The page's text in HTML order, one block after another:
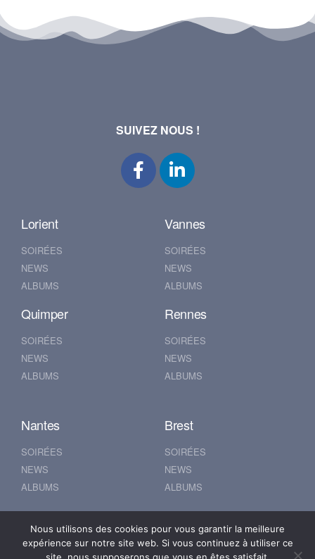
SUIVEZ NOUS !
Lorient
SOIRÉES
NEWS
ALBUMS
Vannes
SOIRÉES
NEWS
ALBUMS
Quimper
SOIRÉES
NEWS
ALBUMS
Rennes
SOIRÉES
NEWS
ALBUMS
Nantes
SOIRÉES
NEWS
ALBUMS
Brest
SOIRÉES
NEWS
ALBUMS
© 2019 500POUR100
Nous utilisons des cookies pour vous garantir la meilleure
expérience sur notre site web. Si vous continuez à utiliser ce